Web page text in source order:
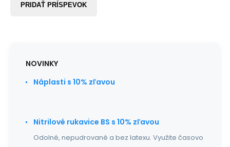
PRIDAŤ PRÍSPEVOK
NOVINKY
Náplasti s 10% zľavou
Nitrilové rukavice BS s 10% zľavou
Odolné, nepudrované a bez latexu. Využite časovo